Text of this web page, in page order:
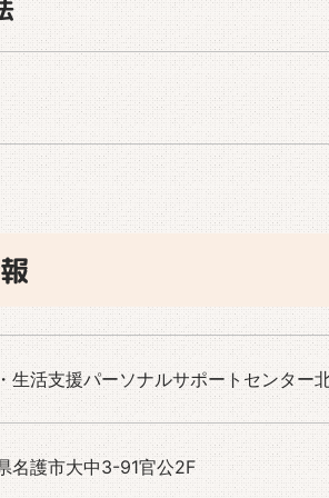
生活支援パーソナルサポートセンター
名護市大中3-91官公2F